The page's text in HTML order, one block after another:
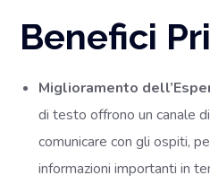
Benefici
Miglioramento
di testo offrono un canale
comunicare con gli ospiti,
informazioni importanti in